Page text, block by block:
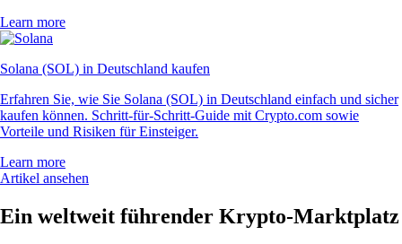
Learn more
Solana (SOL) in Deutschland kaufen
Erfahren Sie, wie Sie Solana (SOL) in Deutschland einfach und sicher
kaufen können. Schritt-für-Schritt-Guide mit Crypto.com sowie
Vorteile und Risiken für Einsteiger.
Learn more
Artikel ansehen
Ein weltweit führender Krypto-Marktplatz